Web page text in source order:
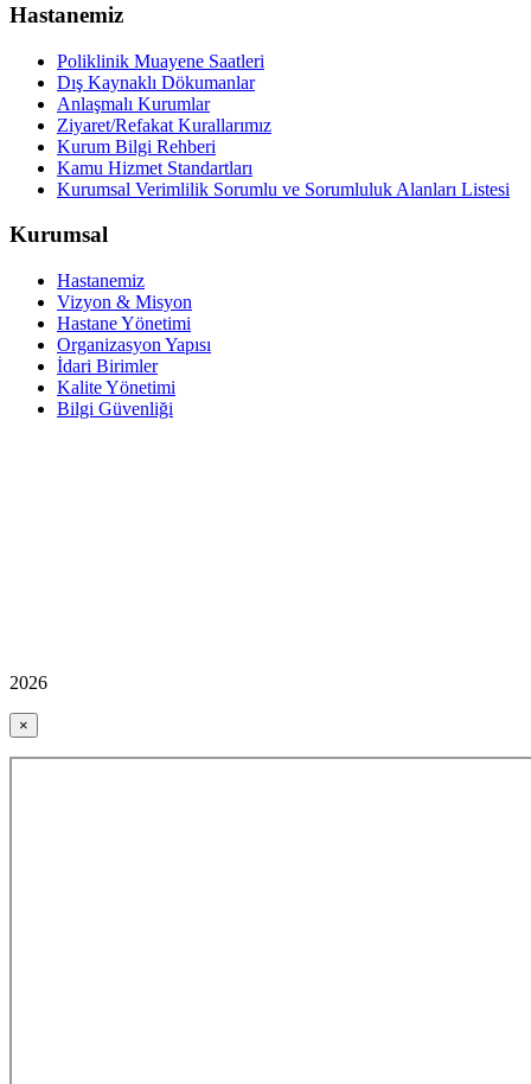
Hastanemiz
Poliklinik Muayene Saatleri
Dış Kaynaklı Dökumanlar
Anlaşmalı Kurumlar
Ziyaret/Refakat Kurallarımız
Kurum Bilgi Rehberi
Kamu Hizmet Standartları
Kurumsal Verimlilik Sorumlu ve Sorumluluk Alanları Listesi
Kurumsal
Hastanemiz
Vizyon & Misyon
Hastane Yönetimi
Organizasyon Yapısı
İdari Birimler
Kalite Yönetimi
Bilgi Güvenliği
2026
×